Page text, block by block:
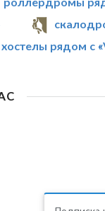
хостелы рядом с